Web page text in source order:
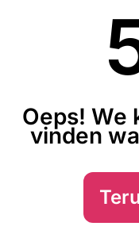
Oeps! We
vinden